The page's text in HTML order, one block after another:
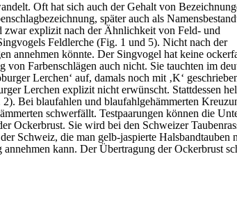
Oft hat sich auch der Gehalt von
später auch als
explizit nach der Ähnlichkeit von Feld- und
Feldlerche (Fig. 1 und 5). Nicht nach der
annehmen könnte. Der Singvogel hat keine
Farbenschlägen auch nicht. Sie tauchten im
Lerchen‘ auf, damals noch mit ‚K‘
Lerchen explizit nicht erwünscht. Stattdessen
Bei blaufahlen und blaufahlgehämmerten
schwerfällt. Testpaarungen können die
Ockerbrust. Sie wird bei den Schweizer
Schweiz, die man gelb-jaspierte Halsbandtauben
kann. Der Übertragung der Ockerbrust